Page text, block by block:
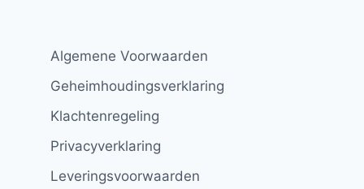
Algemene Voorwaarden
Geheimhoudingsverklaring
Klachtenregeling
Privacyverklaring
Leveringsvoorwaarden